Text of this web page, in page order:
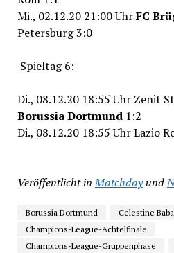
Mi., 02.12.20 21:00 UhrFC
Petersburg 3:0
Spieltag 6:
Di., 08.12.20 18:55 Uhr Zenit
Borussia Dortmund1:2
Di., 08.12.20 18:55 Uhr Lazio
Veröffentlicht in Matchdayund
Borussia Dortmund
Celestine
Champions-League-Achtelfinale
Champions-League-Gruppenphase